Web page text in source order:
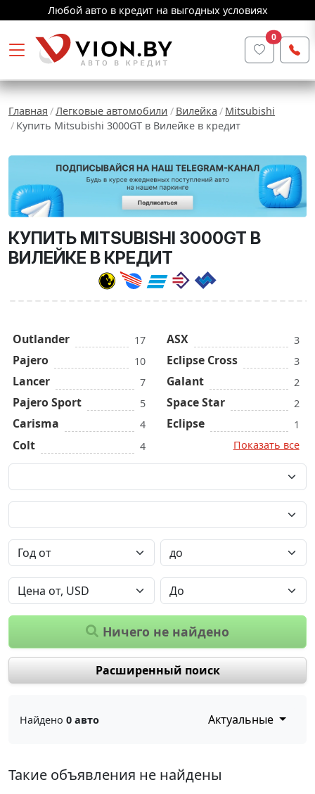
Любой авто в кредит на выгодных условиях
0
Главная Легковые автомобили Вилейка
Mitsubishi
Купить Mitsubishi 3000GT в Вилейке в кредит
КУПИТЬ MITSUBISHI 3000GT В
ВИЛЕЙКЕ В КРЕДИТ
Outlander 17
Pajero 10
Lancer 7
Pajero Sport 5
Carisma 4
Colt 4
ASX 3
Eclipse Cross 3
Galant 2
Space Star 2
Eclipse
1
Показать все
Ничего не найдено
Расширенный поиск
Найдено 0 авто Актуальные
Такие объявления не найдены